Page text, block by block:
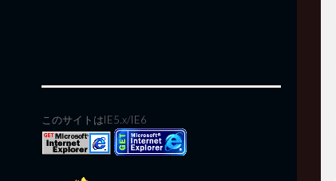
このサイトはIE5.x/IE6